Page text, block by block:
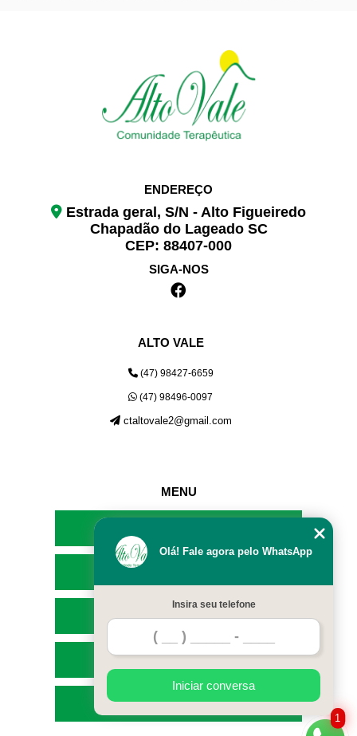
ENDEREÇO
Estrada geral, S/N - Alto Figueiredo
Chapadão do Lageado SC
CEP: 88407-000
SIGA-NOS
ALTO VALE
(47) 98427-6659
(47) 98496-0097
ctaltovale2@gmail.com
MENU
SERVIÇOS
MAPA DO SITE
1
Olá! Fale agora pelo WhatsApp
Insira seu telefone
Iniciar conversa